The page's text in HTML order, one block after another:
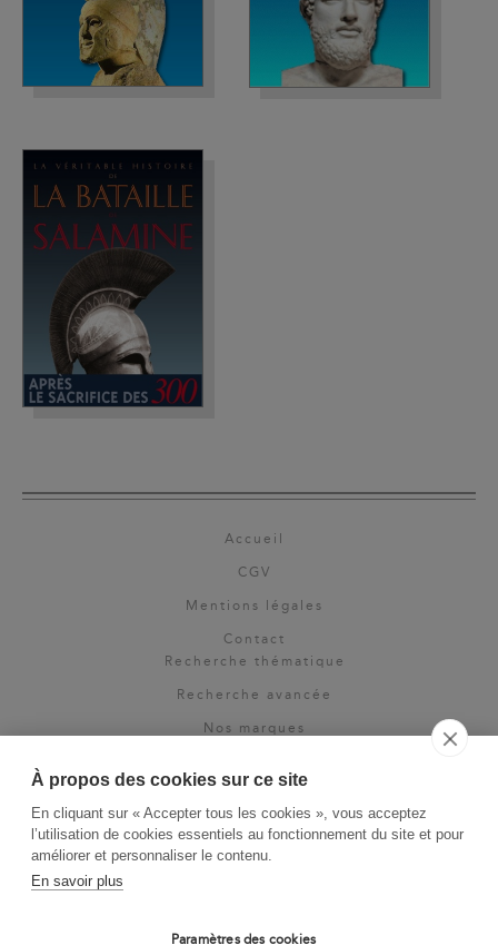
À propos des cookies sur ce site
En cliquant sur « Accepter tous les cookies », vous acceptez
l’utilisation de cookies essentiels au fonctionnement du site et pour
améliorer et personnaliser le contenu.
En savoir plus
Paramètres des cookies
Accueil
CGV
Mentions légales
Contact
Recherche thématique
Recherche avancée
Nos marques
Espace pro
Newsletter
La Vie des Classiques